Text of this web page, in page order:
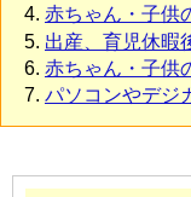
赤ちゃん・子供
出産、育児休暇
赤ちゃん・子供
パソコンやデジ